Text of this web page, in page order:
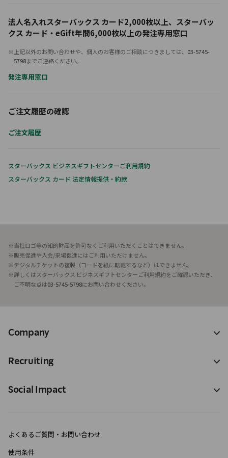
法人名入れスターバックス カード2,000枚以上、 スターバッ
クス カード・eGift年間6,000枚以上の発注専用窓口
※上記以外のお問い合わせや、個人のお客様のご相談につきましては、 03-5745-
5798までご連絡ください。
発注専用窓口
ご注文履歴の確認
ご注文履歴
スターバックス ビジネスギフトセンターご利用規約
スターバックス カード 法定情報提供・約款
※当社ロゴ等の知的財産を許可なくご利用いただくことはできません。
※販売促進や入会/来場促進にはご利用いただけません。
※デジタルチケットの複製（コードを紙に転載するなど）はできません。
※詳しくはスターバックス ビジネスギフトセンターご利用規約をご確認いただき、
ご不明な点は03-5745-5798にお問い合わせください。
Company
Recruiting
Social Impact
よくあるご質問・お問い合わせ
使用条件